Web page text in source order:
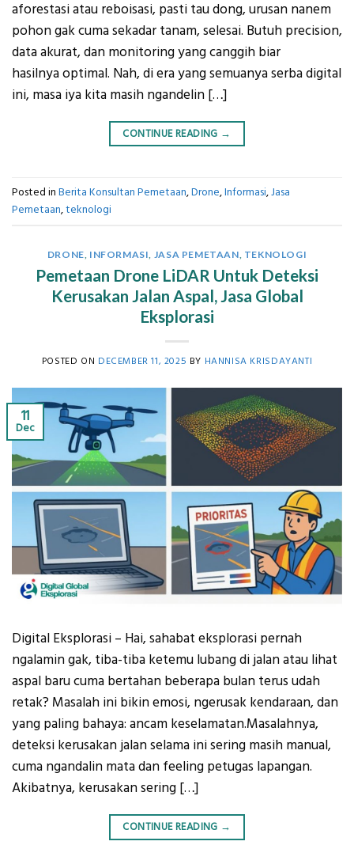
aforestasi atau reboisasi, pasti tau dong, urusan nanem
pohon gak cuma sekadar tanam, selesai. Butuh precision,
data akurat, dan monitoring yang canggih biar
hasilnya optimal. Nah, di era yang semuanya serba digital
ini, masa iya kita masih ngandelin […]
CONTINUE READING →
Posted in Berita Konsultan Pemetaan,Drone,Informasi,Jasa
Pemetaan,teknologi
DRONE, INFORMASI, JASA PEMETAAN, TEKNOLOGI
Pemetaan Drone LiDAR Untuk Deteksi
Kerusakan Jalan Aspal, Jasa Global
Eksplorasi
POSTED ON DECEMBER 11, 2025 BY HANNISA KRISDAYANTI
11
Dec
Digital Eksplorasi – Hai, sahabat eksplorasi pernah
ngalamin gak, tiba-tiba ketemu lubang di jalan atau lihat
aspal baru cuma bertahan beberapa bulan terus udah
retak? Masalah ini bikin emosi, ngerusak kendaraan, dan
yang paling bahaya: ancam keselamatan.Masalahnya,
deteksi kerusakan jalan selama ini sering masih manual,
cuma ngandalin mata dan feeling petugas lapangan.
Akibatnya, kerusakan sering […]
CONTINUE READING →